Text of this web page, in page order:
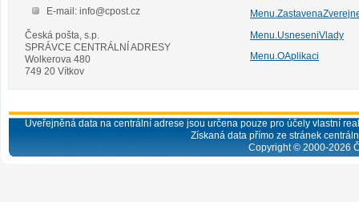
E-mail: info@cpost.cz
Česká pošta, s.p.
SPRÁVCE CENTRÁLNÍ ADRESY
Wolkerova 480
749 20 Vítkov
Menu.UsneseniVlady
Menu.OAplikaci
Uveřejněná data na centrální adrese jsou určena pouze pro účely vlastní
Získaná data přímo ze stránek
Copyright © 2000-2026